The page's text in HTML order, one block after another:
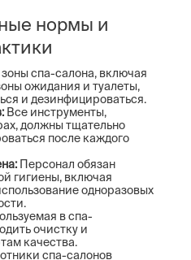
нормы и
зоны спа-салона, включая
ожидания и туалеты,
и дезинфицироваться.
Все инструменты,
должны тщательно
после каждого
Персонал обязан
гигиены, включая
одноразовых
в спа-
очистку и
качества.
спа-салонов